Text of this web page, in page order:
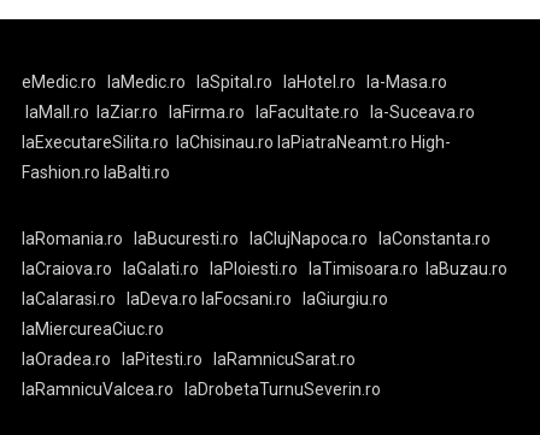
eMedic.ro laMedic.ro laSpital.ro laHotel.ro
la-Masa.ro
laMall.ro
laZiar.ro laFirma.ro laFacultate.ro
la-Suceava.ro
laExecutareSilita.ro
laChisinau.ro laPiatraNeamt.ro High-
Fashion.ro laBalti.ro
laRomania.ro laBucuresti.ro laClujNapoca.ro
laConstanta.ro
laCraiova.ro
laGalati.ro laPloiesti.ro laTimisoara.ro
laBuzau.ro
laCalarasi.ro
laDeva.ro laFocsani.ro
laGiurgiu.ro
laMiercureaCiuc.ro
laOradea.ro
laPitesti.ro
laRamnicuSarat.ro
laRamnicuValcea.ro
laDrobetaTurnuSeverin.ro